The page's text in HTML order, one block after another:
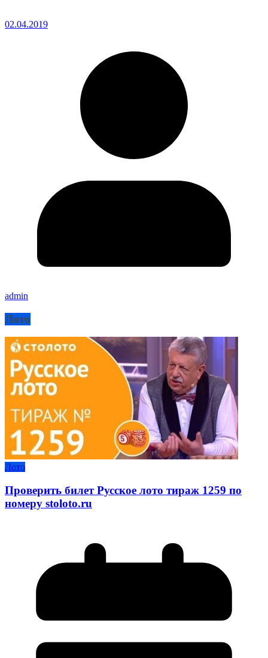
02.04.2019
admin
Лото
Лото
Проверить билет Русское лото тираж 1259 по
номеру stoloto.ru